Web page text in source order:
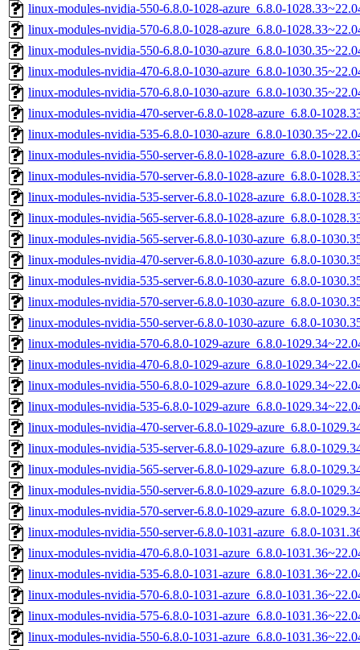
linux-modules-nvidia-550-6.8.0-1028-azure_6.8.0-
linux-modules-nvidia-570-6.8.0-1028-azure_6.8.0-
linux-modules-nvidia-550-6.8.0-1030-azure_6.8.0-
linux-modules-nvidia-470-6.8.0-1030-azure_6.8.0-
linux-modules-nvidia-570-6.8.0-1030-azure_6.8.0-
linux-modules-nvidia-470-server-6.8.0-1028-azure_6.8.0-
linux-modules-nvidia-535-6.8.0-1030-azure_6.8.0-
linux-modules-nvidia-550-server-6.8.0-1028-azure_6.8.0-
linux-modules-nvidia-570-server-6.8.0-1028-azure_6.8.0-
linux-modules-nvidia-535-server-6.8.0-1028-azure_6.8.0-
linux-modules-nvidia-565-server-6.8.0-1028-azure_6.8.0-
linux-modules-nvidia-565-server-6.8.0-1030-azure_6.8.0-
linux-modules-nvidia-470-server-6.8.0-1030-azure_6.8.0-
linux-modules-nvidia-535-server-6.8.0-1030-azure_6.8.0-
linux-modules-nvidia-570-server-6.8.0-1030-azure_6.8.0-
linux-modules-nvidia-550-server-6.8.0-1030-azure_6.8.0-
linux-modules-nvidia-570-6.8.0-1029-azure_6.8.0-
linux-modules-nvidia-470-6.8.0-1029-azure_6.8.0-
linux-modules-nvidia-550-6.8.0-1029-azure_6.8.0-
linux-modules-nvidia-535-6.8.0-1029-azure_6.8.0-
linux-modules-nvidia-470-server-6.8.0-1029-azure_6.8.0-
linux-modules-nvidia-535-server-6.8.0-1029-azure_6.8.0-
linux-modules-nvidia-565-server-6.8.0-1029-azure_6.8.0-
linux-modules-nvidia-550-server-6.8.0-1029-azure_6.8.0-
linux-modules-nvidia-570-server-6.8.0-1029-azure_6.8.0-
linux-modules-nvidia-550-server-6.8.0-1031-azure_6.8.0-
linux-modules-nvidia-470-6.8.0-1031-azure_6.8.0-
linux-modules-nvidia-535-6.8.0-1031-azure_6.8.0-
linux-modules-nvidia-570-6.8.0-1031-azure_6.8.0-
linux-modules-nvidia-575-6.8.0-1031-azure_6.8.0-
linux-modules-nvidia-550-6.8.0-1031-azure_6.8.0-